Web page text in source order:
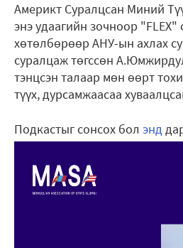
Америкт Суралцсан Миний
энэ удаагийн зочноор
хөтөлбөрөөр АНУ-ын ахлах
суралцаж төгссөн
тэнцсэн талаар мөн өөрт
түүх, дурсамжаасаа
Подкастыг сонсох бол энд